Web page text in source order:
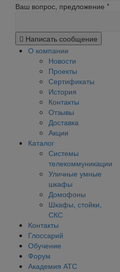
Ваш вопрос, предложение *
Написать сообщение
О компании
Новости
Проекты
Сертификаты
История
Контакты
Отзывы
Доставка
Акции
Каталог
Системы
телекоммуникации
Уличные умные
шкафы
Домофоны
Шкафы, стойки,
СКС
Контакты
Глоссарий
Обучение
Форум
Академия АТС